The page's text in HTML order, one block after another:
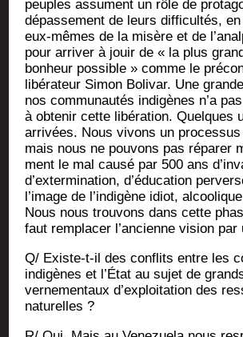
peuples assument un rôle de
dépas­se­ment de leurs dif­fi­cul­tés,
eux-mêmes de la misère et de
pour arri­ver à jouir de « la plus
bon­heur pos­sible » comme le
libé­ra­teur Simon Boli­var. Une
nos com­mu­nau­tés indi­gènes n’a
à obte­nir cette libé­ra­tion. Quelques
arri­vées. Nous vivons un
mais nous ne pou­vons pas répa­rer
ment le mal cau­sé par 500 ans
d’extermination, d’éducation
l’image de l’indigène idiot,
Nous nous trou­vons dans cette
faut rem­pla­cer l’ancienne vision par
Q/ Existe-t-il des conflits entre les
indi­gènes et l’État au sujet de
ver­ne­men­taux d’exploitation des
naturelles ?